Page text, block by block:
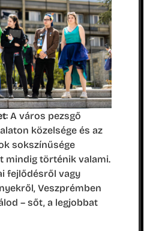
: A város pezsgő
közelsége és az
sokszínűsége
mindig történik valami.
fejlődésről vagy
Veszprémben
– sőt, a legjobbat